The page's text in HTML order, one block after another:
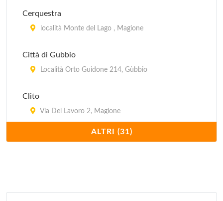
Cerquestra
località Monte del Lago , Magione
Città di Gubbio
Località Orto Guidone 214, Gùbbio
Clito
Via Del Lavoro 2, Magione
A San Donato, S.S. 75 bis al km 64.3, km 2 da
ALTRI (31)